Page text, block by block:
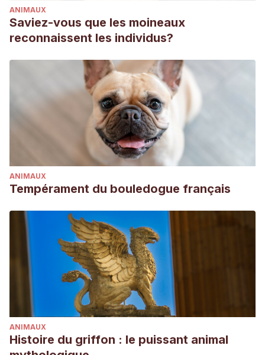
ANIMAUX
Saviez-vous que les moineaux
reconnaissent les individus?
ANIMAUX
Tempérament du bouledogue français
ANIMAUX
Histoire du griffon : le puissant animal